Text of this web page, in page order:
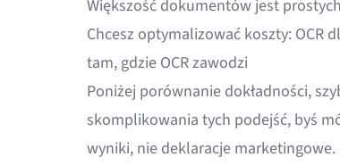
Większość dokumentów jest
Chcesz optymalizować koszty: OCR
tam, gdzie OCR zawodzi
Poniżej porównanie dokładności,
skomplikowania tych podejść, byś
wyniki, nie deklaracje marketingowe.